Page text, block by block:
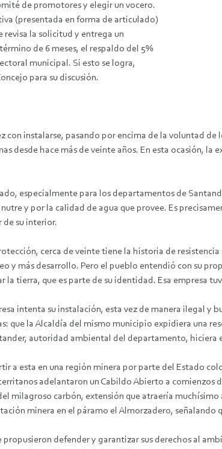
de promotores y elegir un vocero.
(presentada en forma de articulado)
revisa la solicitud y entrega un
de 6 meses, el respaldo del 5%
municipal. Si esto se logra,
para su discusión.
con instalarse, pasando por encima de la voluntad
desde hace más de veinte años. En esta ocasión,
especialmente para los departamentos de
y por la calidad de agua que provee. Es
de su interior.
cerca de veinte tiene la historia de
y más desarrollo. Pero el pueblo entendió con su
la tierra, que es parte de su identidad. Esa empresa
intenta su instalación, esta vez de manera ilegal
que la Alcaldía del mismo municipio expidiera una
autoridad ambiental del departamento, hiciera
a esta en una región minera por parte del Estado
adelantaron un Cabildo Abierto a
milagroso carbón, extensión que atraería
minera en el páramo el Almorzadero,
propusieron defender y garantizar sus derechos al